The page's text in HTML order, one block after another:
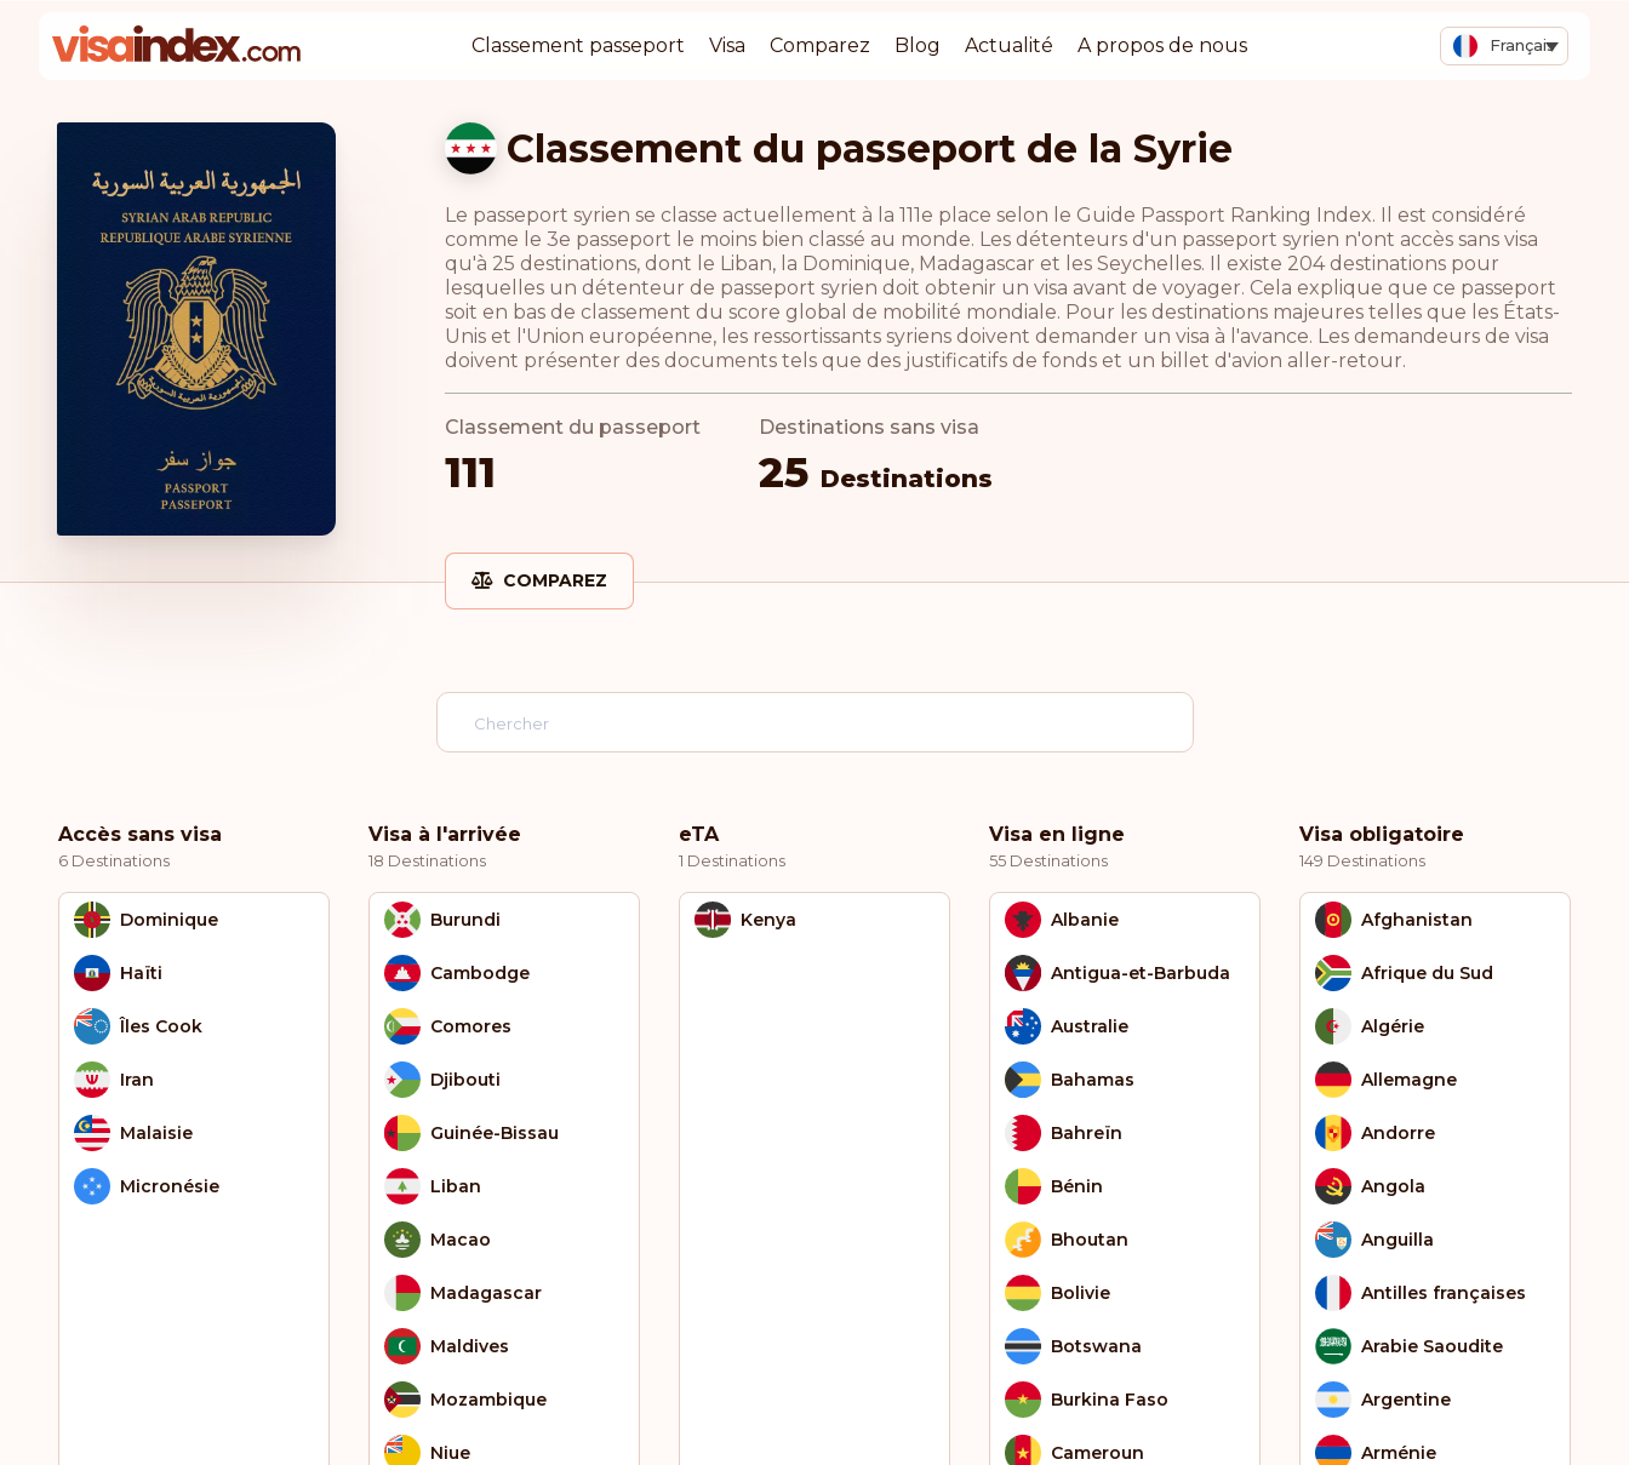
Français
Classement passeport Visa Comparez Blog Actualité A propos de nous
Classement du passeport de la Syrie
Le passeport syrien se classe actuellement à la 111e place selon le Guide Passport Ranking Index. Il est considéré
comme le 3e passeport le moins bien classé au monde. Les détenteurs d'un passeport syrien n'ont accès sans visa
qu'à 25 destinations, dont le Liban, la Dominique, Madagascar et les Seychelles. Il existe 204 destinations pour
lesquelles un détenteur de passeport syrien doit obtenir un visa avant de voyager. Cela explique que ce passeport
soit en bas de classement du score global de mobilité mondiale. Pour les destinations majeures telles que les États-
Unis et l'Union européenne, les ressortissants syriens doivent demander un visa à l'avance. Les demandeurs de visa
doivent présenter des documents tels que des justificatifs de fonds et un billet d'avion aller-retour.
Classement du passeport
111
Destinations sans visa
25 Destinations
COMPAREZ
Accès sans visa
6 Destinations
Dominique
Haïti
Îles Cook
Iran
Malaisie
Micronésie
Visa à l'arrivée
18 Destinations
Burundi
Cambodge
Comores
Djibouti
Guinée-Bissau
Liban
Macao
Madagascar
Maldives
Mozambique
Niue
eTA
1 Destinations
Kenya
Visa en ligne
55 Destinations
Albanie
Antigua-et-Barbuda
Australie
Bahamas
Bahreïn
Bénin
Bhoutan
Bolivie
Botswana
Burkina Faso
Cameroun
Visa obligatoire
149 Destinations
Afghanistan
Afrique du Sud
Algérie
Allemagne
Andorre
Angola
Anguilla
Antilles françaises
Arabie Saoudite
Argentine
Arménie